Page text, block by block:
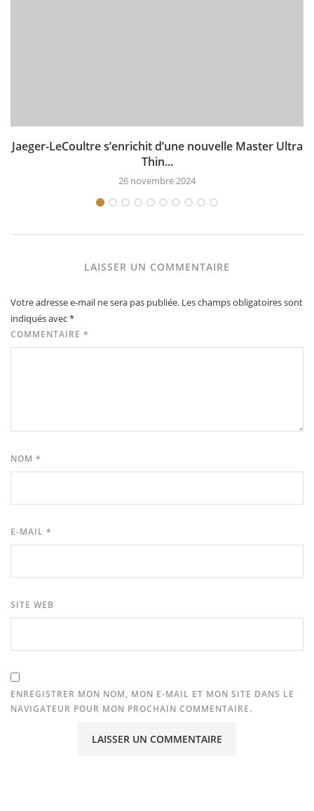
Jaeger-LeCoultre s’enrichit d’une nouvelle Master Ultra
Thin...
26 novembre 2024
LAISSER UN COMMENTAIRE
Votre adresse e-mail ne sera pas publiée. Les champs obligatoires sont
indiqués avec*
COMMENTAIRE *
NOM *
E-MAIL *
SITE WEB
ENREGISTRER MON NOM, MON E-MAIL ET MON SITE DANS LE
NAVIGATEUR POUR MON PROCHAIN COMMENTAIRE.